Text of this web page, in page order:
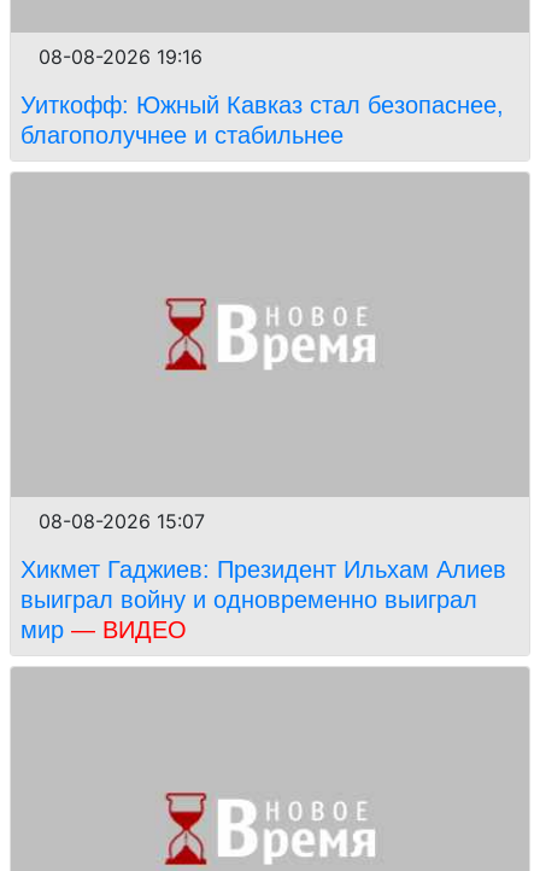
08-08-2026 19:16
Уиткофф: Южный Кавказ стал безопаснее,
благополучнее и стабильнее
08-08-2026 15:07
Хикмет Гаджиев: Президент Ильхам Алиев
выиграл войну и одновременно выиграл
мир — ВИДЕО